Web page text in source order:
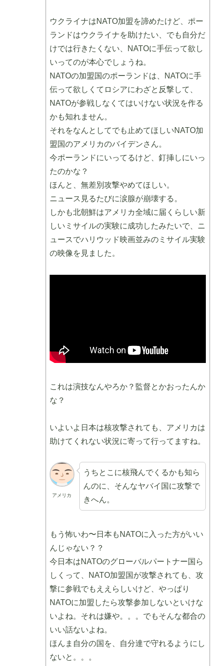
ウクライナはNATO加盟を諦めたけど、ポー
ランドはウクライナを助けたい、でも自分だ
けでは行きたくない、NATOに手伝って欲し
いってのが本心でしょうね。
NATOの加盟国のポーランドは、NATOに手
伝って欲しくてロシアにわざと反撃して、
NATOが参戦しなくてはいけない状況を作る
かも知れません。
それをなんとしてでも止めてほしいNATO加
盟国のアメリカのバイデンさん。
今ポーランドにいってるけど、釘挿しにいっ
たのかな？
ほんと、無差別攻撃やめてほしい。
ニュース見るたびに涙腺が崩壊する。
しかも北朝鮮はアメリカ全域に届くらしい新
しいミサイルの実験に成功したみたいで、ニ
ュースでハリウッド映画並みのミサイル実験
の映像を見ました。
これは演技なんやろか？監督とかおったんか
な？
いよいよ日本は核攻撃されても、アメリカは
助けてくれない状況に寄って行ってますね。
アメリカ
うちとこに核飛んでくるかも知ら
んのに、そんなヤバイ国に攻撃で
きへん。
もう怖いわ〜日本もNATOに入った方がいい
んじゃない？？
今日本はNATOのグローバルパートナー国ら
しくって、NATO加盟国が攻撃されても、攻
撃に参戦でもええらしいけど、やっぱり
NATOに加盟したら攻撃参加しないといけな
いよね。それは嫌や。。。でもそんな都合の
いい話ないよね。
ほんま自分の国を、自分達で守れるようにし
ないと。。。